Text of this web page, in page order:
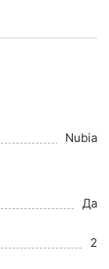
Nubia
Да
2